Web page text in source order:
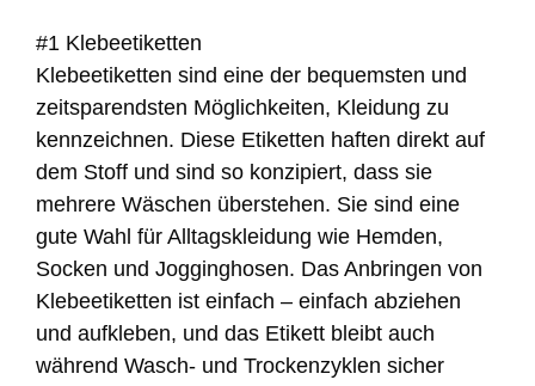
#1 Klebeetiketten
Klebeetiketten sind eine der bequemsten und
zeitsparendsten Möglichkeiten, Kleidung zu
kennzeichnen. Diese Etiketten haften direkt auf
dem Stoff und sind so konzipiert, dass sie
mehrere Wäschen überstehen. Sie sind eine
gute Wahl für Alltagskleidung wie Hemden,
Socken und Jogginghosen. Das Anbringen von
Klebeetiketten ist einfach – einfach abziehen
und aufkleben, und das Etikett bleibt auch
während Wasch- und Trockenzyklen sicher